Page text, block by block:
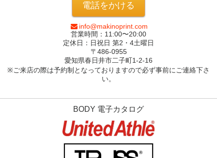
電話をかける
info@makinoprint.com
営業時間：11:00〜20:00
定休日：日祝日 第2・4土曜日
〒486-0955
愛知県春日井市二子町1-2-16
※ご来店の際は予約制となっておりますので必ず事前にご連絡下さ
い。
BODY 電子カタログ